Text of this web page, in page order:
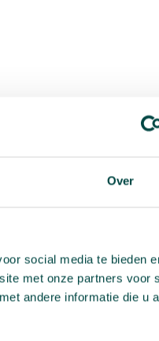
Over
social media te bieden
met onze partners voor
andere informatie die u